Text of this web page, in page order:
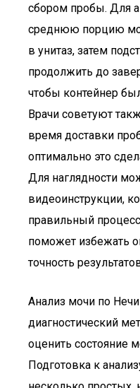
сбором пробы. Для
среднюю порцию
в унитаз, затем
продолжить до
чтобы контейнер
Врачи советуют
время доставки
оптимально это
Для наглядности
видеоинструкции,
правильный
поможет избежать
точность
Анализ мочи по
диагностический
оценить состояние
Подготовка к